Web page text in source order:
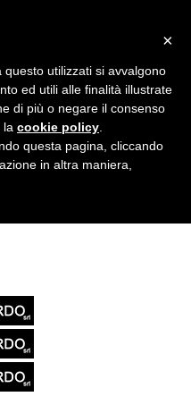
×
utilizzati si avvalgono
ed utili alle finalità illustrate
di più o negare il consenso
la cookie policy
questa pagina, cliccando
in altra maniera,